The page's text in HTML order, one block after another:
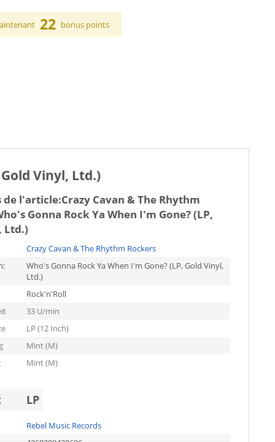
22 bonus points
Vinyl, Ltd.)
de l'article:Crazy Cavan & The Rhythm
Gonna Rock Ya When I'm Gone? (LP,
Ltd.)
Crazy Cavan & The Rhythm Rockers
Who's Gonna Rock Ya When I'm Gone? (LP, Gold Vinyl,
Ltd.)
Rock'n'Roll
33 U/min
LP (12 Inch)
Mint (M)
Mint (M)
LP
Rebel Music Records